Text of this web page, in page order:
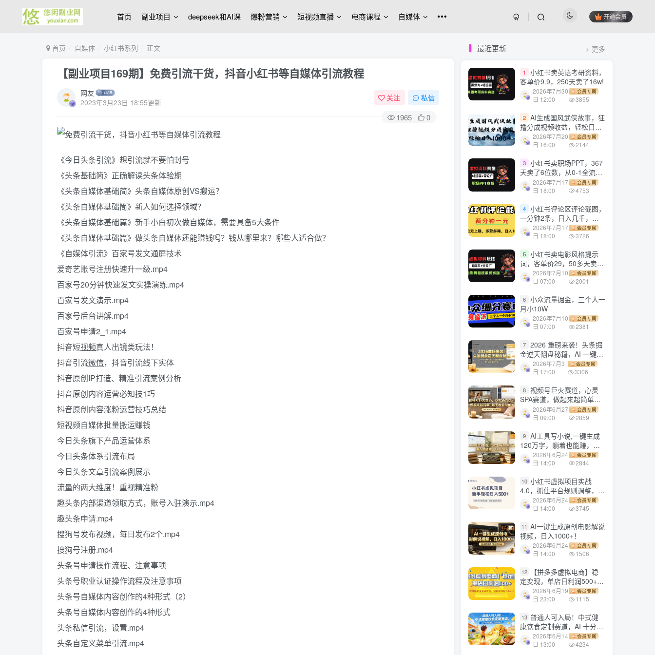
首页 副业项目 deepseek和AI课 爆粉营销 短视频直播 电商课程 自媒体 开通会员
首页 自媒体 小红书系列 正文
【副业项目169期】免费引流干货，抖音小红书等自媒体引流教程
网友
2023年3月23日 18:55更新
关注 私信
1965 0
《今日头条引流》想引流就不要怕封号
《头条基础简》正确解读头条体验期
《头条自媒体基础简》头条自媒体原创VS搬运？
《头条自媒体基础筒》新人如何选择领域？
《头条自媒体基础篇》新手小白初次做自媒体，需要具备5大条件
《头条自媒体基础篇》做头条自媒体还能赚钱吗？钱从哪里来？哪些人适合做？
《自媒体引流》百家号发文通屏技术
爱奇艺账号注册快速升一级.mp4
百家号20分钟快速发文实操演练.mp4
百家号发文演示.mp4
百家号后台讲解.mp4
百家号申请2_1.mp4
抖音短视频真人出镜类玩法！
抖音引流微信，抖音引流线下实体
抖音原创IP打造、精准引流案例分析
抖音原创内容运营必知技1巧
抖音原创内容涨粉运营技巧总结
短视频自媒体批量搬运赚钱
今日头条旗下产品运营体系
今日头条体系引流布局
今日头条文章引流案例展示
流量的两大维度！重视精准粉
趣头条内部渠道领取方式，账号入驻演示.mp4
趣头条申请.mp4
搜狗号发布视频，每日发布2个.mp4
搜狗号注册.mp4
头条号申请操作流程、注意事项
头条号职业认证操作流程及注意事项
头条号自媒体内容创作的4种形式（2）
头条号自媒体内容创作的4种形式
头条私信引流，设置.mp4
头条自定义菜单引流.mp4
最近更新 更多
1
小红书卖英语考研资料，
客单价9.9，250天卖了16w!
2026年7月30
日 12:00
会员专属
3855
2 AI生成国风武侠故事，狂
撸分成视频收益，轻松日入
1000+【可多平台分发】！
2026年7月20
日 16:00
会员专属
2144
3 小红书卖职场PPT，367
天卖了6位数，从0-1全流程
讲解2026年7月17
日 18:00
会员专属
4753
4 小红书评论区评论截图，
一分钟2条，日入几千，多
劳多得!2026年7月17
日 18:00
会员专属
3726
5 小红书卖电影风格提示
词，客单价29，50多天卖了
790单，小白直接抄作业！
2026年7月10
日 07:00
会员专属
2001
6 小众流量掘金，三个人一
月小10W
2026年7月10
日 07:00
会员专属
2381
7 2026 重磅来袭！头条掘
金逆天翻盘秘籍，AI 一键打
造爆款内容，只需简单复制
粘贴，日入 1000 + 轻松实
2026年7月3
日 17:00
会员专属
3306
8 视频号巨火赛道，心灵
SPA赛道，做起来超简单，
每天收益800+！
2026年6月27
日 09:00
会员专属
2859
9 AI工具写小说,一键生成
120万字，躺着也能赚，月
入2w+！
2026年6月24
日 14:00
会员专属
2844
10 小红书虚拟项目实战
4.0，抓住平台规则调整，单
店日入500+！
2026年6月24
日 14:00
会员专属
3745
11 AI一键生成原创电影解说
视频，日入1000+！
2026年6月24
日 14:00
会员专属
1506
12
【拼多多虚拟电商】稳
定变现，单店日利润500+，
软件挂机全自动发货，轻松
实现月入1w+！
2026年6月19
日 23:00
会员专属
1115
13 普通人可入局！中式健
康饮食定制赛道，AI 十分钟
做爆款，变现超给力
2026年6月14
日 13:00
会员专属
4234